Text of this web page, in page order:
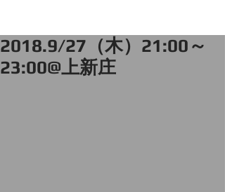
2018.9/27（木）21:00～
23:00@上新庄